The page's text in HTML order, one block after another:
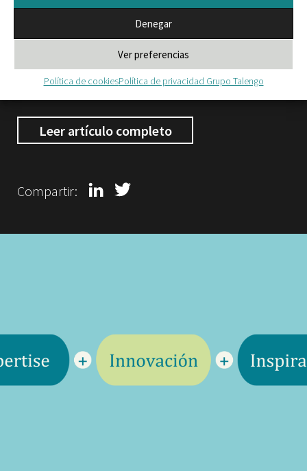
Denegar
Ver preferencias
Política de cookiesPolítica de privacidad Grupo Talengo
Talengo
Todos los artículos de Talengo
Leer artículo completo
Compartir: